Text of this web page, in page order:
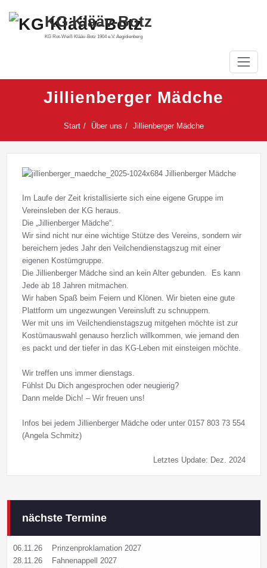
Inhalt
springen
KG Klääv-Botz
KG Rot-Weiß Klääv-Botz 1904 e.V. Aegidienberg
Jillienberger Mädche
Start Über uns Jillienberger Mädche
Im Laufe der Zeit kristallisierte sich eine eigene Gruppe im
Vereinsleben der KG heraus.
Die „Jillienberger Mädche“.
Wir sind nicht nur eine wichtige Stütze des Vereins, sondern wir
bereichern jedes Jahr den Veilchendienstagszug mit einer
eigenen Kostümgruppe.
Die Jillienberger Mädche sind an kein Alter gebunden. Es kann
Jede ab 18 Jahren mitmachen.
Wir haben Spaß beim Feiern und Klönen. Wir bieten eine gute
Plattform um ungezwungen Vereinsluft zu schnuppern.
Wer mit uns im Veilchendienstagszug mitgehen möchte ist zur
Kostümauswahl genauso herzlich willkommen, wie jemand den
es packt und der tiefer in das KG-Leben mit einsteigen möchte.
Wir treffen uns immer dienstags.
Fühlst Du Dich angesprochen oder neugierig?
Dann melde Dich! – Wir freuen uns!
Infos bei jedem Jillienberger Mädche oder unter 0157 803 73 554
(Angela Schmitz)
Letztes Update: Dez. 2024
nächste Termine
06.11.26
Prinzenproklamation 2027
28.11.26
Fahnenappell 2027